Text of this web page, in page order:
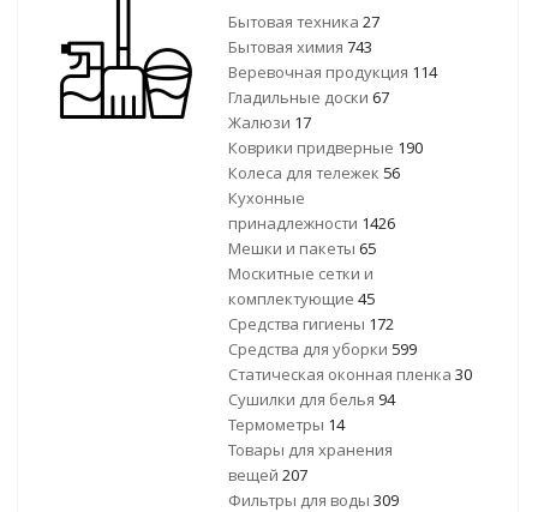
Бытовая техника 27
Бытовая химия 743
Веревочная продукция 114
Гладильные доски 67
Жалюзи 17
Коврики придверные 190
Колеса для тележек 56
Кухонные
принадлежности 1426
Мешки и пакеты 65
Москитные сетки и
комплектующие 45
Средства гигиены 172
Средства для уборки 599
Статическая оконная пленка 30
Сушилки для белья 94
Термометры 14
Товары для хранения
вещей 207
Фильтры для воды 309